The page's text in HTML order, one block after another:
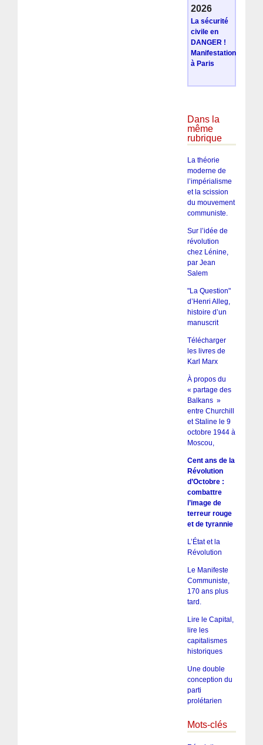
2026
La sécurité
civile en
DANGER !
Manifestation
à Paris
Dans la
même
rubrique
La théorie
moderne de
l’impérialisme
et la scission
du mouvement
communiste.
Sur l’idée de
révolution
chez Lénine,
par Jean
Salem
"La Question"
d’Henri Alleg,
histoire d’un
manuscrit
Télécharger
les livres de
Karl Marx
À propos du
« partage des
Balkans »
entre Churchill
et Staline le 9
octobre 1944 à
Moscou,
Cent ans de la
Révolution
d’Octobre :
combattre
l’image de
terreur rouge
et de tyrannie
L’État et la
Révolution
Le Manifeste
Communiste,
170 ans plus
tard.
Lire le Capital,
lire les
capitalismes
historiques
Une double
conception du
parti
prolétarien
Mots-clés